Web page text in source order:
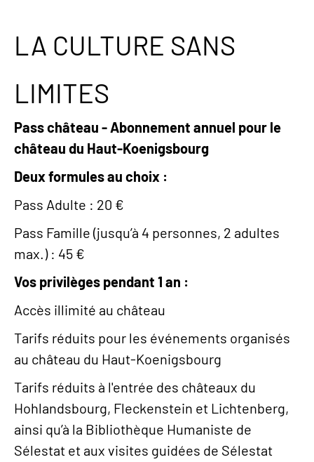
LA CULTURE SANS
LIMITES
Pass château - Abonnement annuel pour le
château du Haut-Koenigsbourg
Deux formules au choix :
Pass Adulte : 20 €
Pass Famille (jusqu’à 4 personnes, 2 adultes
max.) : 45 €
Vos privilèges pendant 1 an :
Accès illimité au château
Tarifs réduits pour les événements organisés
au château du Haut-Koenigsbourg
Tarifs réduits à l'entrée des châteaux du
Hohlandsbourg, Fleckenstein et Lichtenberg,
ainsi qu’à la Bibliothèque Humaniste de
Sélestat et aux visites guidées de Sélestat